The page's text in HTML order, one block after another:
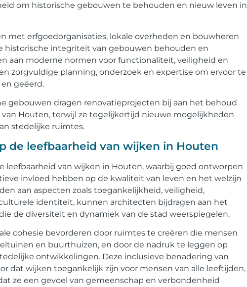
om historische gebouwen te behouden en nieuw leven in
met erfgoedorganisaties, lokale overheden en bouwheren
historische integriteit van gebouwen behouden en
aan moderne normen voor functionaliteit, veiligheid en
zorgvuldige planning, onderzoek en expertise om ervoor te
geëerd.
gebouwen dragen renovatieprojecten bij aan het behoud
Houten, terwijl ze tegelijkertijd nieuwe mogelijkheden
stedelijke ruimtes.
de leefbaarheid van wijken in Houten
leefbaarheid van wijken in Houten, waarbij goed ontworpen
invloed hebben op de kwaliteit van leven en het welzijn
aan aspecten zoals toegankelijkheid, veiligheid,
identiteit, kunnen architecten bijdragen aan het
de diversiteit en dynamiek van de stad weerspiegelen.
cohesie bevorderen door ruimtes te creëren die mensen
en buurthuizen, en door de nadruk te leggen op
ontwikkelingen. Deze inclusieve benadering van
dat wijken toegankelijk zijn voor mensen van alle leeftijden,
ze een gevoel van gemeenschap en verbondenheid